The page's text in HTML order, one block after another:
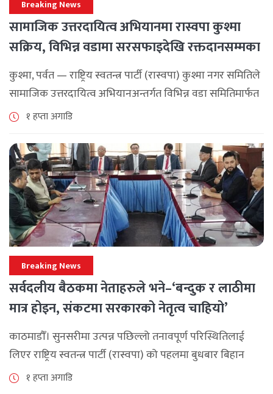
Breaking News
सामाजिक उत्तरदायित्व अभियानमा रास्वपा कुश्मा
सक्रिय, विभिन्न वडामा सरसफाइदेखि रक्तदानसम्मका
कार्यक्रम
कुश्मा, पर्वत — राष्ट्रिय स्वतन्त्र पार्टी (रास्वपा) कुश्मा नगर समितिले
सामाजिक उत्तरदायित्व अभियानअन्तर्गत विभिन्न वडा समितिमार्फत
समुदाय केन्द्रित र सेवामूलक कार्यक्रम सञ्चालन गरिरहेको जनाएको
१ हप्ता अगाडि
Breaking News
सर्वदलीय बैठकमा नेताहरुले भने–‘बन्दुक र लाठीमा
मात्र होइन, संकटमा सरकारको नेतृत्व चाहियो’
काठमाडौँ। सुनसरीमा उत्पन्न पछिल्लो तनावपूर्ण परिस्थितिलाई
लिएर राष्ट्रिय स्वतन्त्र पार्टी (रास्वपा) को पहलमा बुधबार बिहान
सिंहदरबारमा सर्वदलीय बैठक जारी छ। रास्वपाका सभापति रवि
१ हप्ता अगाडि